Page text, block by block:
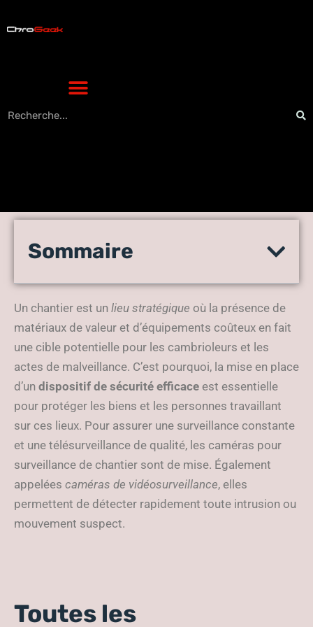
Caméras pour surveillance
sentinelle virtuelle efficace
Sommaire
Un chantier est un lieu stratégique où la présence de
matériaux de valeur et d’équipements coûteux en fait
une cible potentielle pour les cambrioleurs et les
actes de malveillance. C’est pourquoi, la mise en place
d’un dispositif de sécurité efficace est essentielle
pour protéger les biens et les personnes travaillant
sur ces lieux. Pour assurer une surveillance constante
et une télésurveillance de qualité, les caméras pour
surveillance de chantier sont de mise. Également
appelées caméras de vidéosurveillance, elles
permettent de détecter rapidement toute intrusion ou
mouvement suspect.
Toutes les